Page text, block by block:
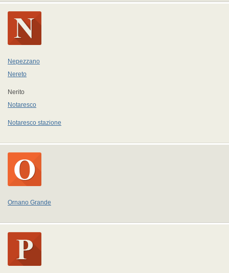
Nepezzano
Nereto
Nerito
Notaresco
Notaresco stazione
Ornano Grande